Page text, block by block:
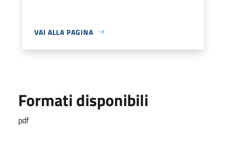
VAI ALLA PAGINA
Formati disponibili
pdf